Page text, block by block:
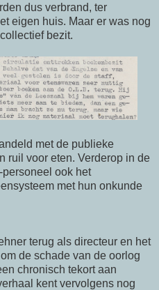
dus verbrand, ter
eigen huis. Maar er was nog
bezit.
met de publieke
ruil voor eten. Verderop in de
ook het
met hun onkunde
terug als directeur en het
de schade van de oorlog
chronisch tekort aan
kent vervolgens nog